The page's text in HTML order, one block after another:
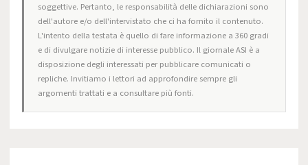
soggettive. Pertanto, le responsabilità delle dichiarazioni sono
dell'autore e/o dell'intervistato che ci ha fornito il contenuto.
L'intento della testata è quello di fare informazione a 360 gradi
e di divulgare notizie di interesse pubblico. Il giornale ASI è a
disposizione degli interessati per pubblicare comunicati o
repliche. Invitiamo i lettori ad approfondire sempre gli
argomenti trattati e a consultare più fonti.